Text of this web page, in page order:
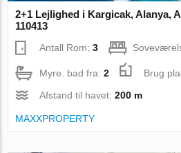
2+1 Lejlighed i Kargicak, Alanya,
110413
Antall Rom:3
Myre. bad fra:2 Brug
Afstand til havet:200 m
MAXXPROPERTY